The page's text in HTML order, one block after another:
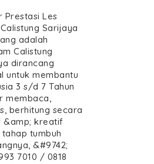
guru-calistung-
Sarijaya, Guru
datang
Prestasi Les
Sarijaya
adalah
Calistung
dirancang
untuk membantu
3 s/d 7 Tahun
membaca,
berhitung secara
&amp; kreatif
tahap tumbuh
&#9742;
7010 / 0818